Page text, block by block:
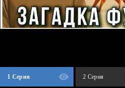
1 Серия 2 Серия